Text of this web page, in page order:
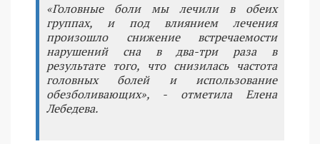
«Головные боли мы лечили в обеих
группах, и под влиянием лечения
произошло снижение встречаемости
нарушений сна в два-три раза в
результате того, что снизилась частота
головных болей и использование
обезболивающих», - отметила Елена
Лебедева.